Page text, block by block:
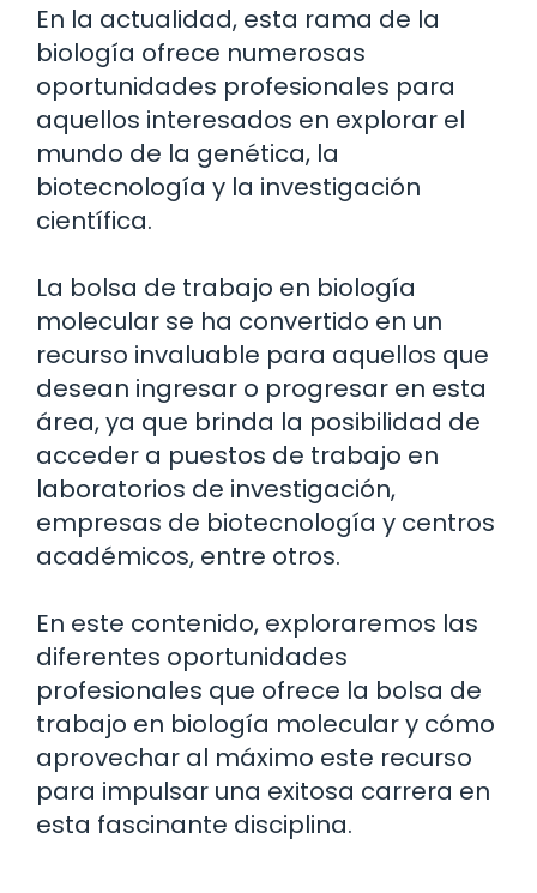
En la actualidad, esta rama de la
biología ofrece numerosas
oportunidades profesionales para
aquellos interesados en explorar el
mundo de la genética, la
biotecnología y la investigación
científica.
La bolsa de trabajo en biología
molecular se ha convertido en un
recurso invaluable para aquellos que
desean ingresar o progresar en esta
área, ya que brinda la posibilidad de
acceder a puestos de trabajo en
laboratorios de investigación,
empresas de biotecnología y centros
académicos, entre otros.
En este contenido, exploraremos las
diferentes oportunidades
profesionales que ofrece la bolsa de
trabajo en biología molecular y cómo
aprovechar al máximo este recurso
para impulsar una exitosa carrera en
esta fascinante disciplina.